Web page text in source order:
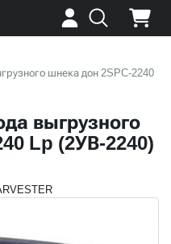
шнека дон 2SPC-2240
выгрузного
Lp (2УВ-2240)